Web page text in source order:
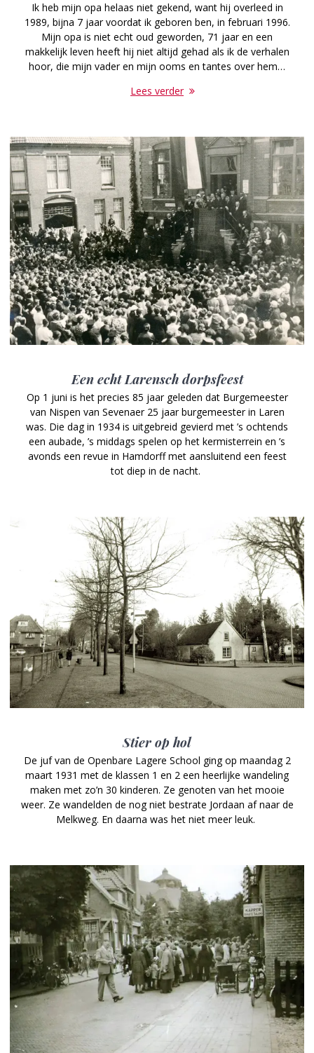
Ik heb mijn opa helaas niet gekend, want hij overleed in
1989, bijna 7 jaar voordat ik geboren ben, in februari 1996.
Mijn opa is niet echt oud geworden, 71 jaar en een
makkelijk leven heeft hij niet altijd gehad als ik de verhalen
hoor, die mijn vader en mijn ooms en tantes over hem…
Lees verder
Een echt Larensch dorpsfeest
Op 1 juni is het precies 85 jaar geleden dat Burgemeester
van Nispen van Sevenaer 25 jaar burgemeester in Laren
was. Die dag in 1934 is uitgebreid gevierd met ’s ochtends
een aubade, ’s middags spelen op het kermisterrein en ’s
avonds een revue in Hamdorff met aansluitend een feest
tot diep in de nacht.
Stier op hol
De juf van de Openbare Lagere School ging op maandag 2
maart 1931 met de klassen 1 en 2 een heerlijke wandeling
maken met zo’n 30 kinderen. Ze genoten van het mooie
weer. Ze wandelden de nog niet bestrate Jordaan af naar de
Melkweg. En daarna was het niet meer leuk.